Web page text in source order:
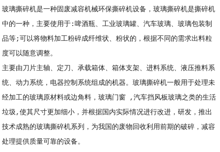
玻璃撕碎机是一种固废减容机械环保撕碎机设备，玻璃撕碎机是撕碎机
中的一种，主要使用于:啤酒瓶、工业玻璃罐、汽车玻璃、玻璃包装制
品等;可以将物料加工粉碎成纤维状、粉状的，根据不同的需求出料粒
度可以随意调整。
主要由刀片主轴、定刀、承载箱体、箱体支架、进料系统、液压推料系
统、动力系统，电器控制系统组成的机器。玻璃撕碎机一般用于处理未
经加工的玻璃原材料或边角料，玻璃门窗 ,汽车挡风板玻璃之类的生活
垃圾,使其尺寸更加细小，并根据国内实际情况进行改进，研发，推出
技术成熟的玻璃撕碎机系列，为我国的废物回收利用前期的破碎，减容
处理提供质量可靠的设备。